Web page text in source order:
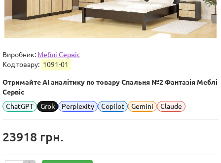
Виробник: Меблі Сервіс
Код товару: 1091-01
Отримайте AI аналітику по товару Спальня №2 Фантазія Меблі
Сервіс
ChatGPT
Grok Perplexity Copilot Gemini Claude
23918 грн.